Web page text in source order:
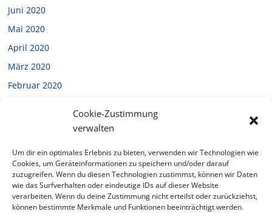
Cookie-Zustimmung
verwalten
Um dir ein optimales Erlebnis zu bieten, verwenden wir Technologien wie
Cookies, um Geräteinformationen zu speichern und/oder darauf
zuzugreifen. Wenn du diesen Technologien zustimmst, können wir Daten
wie das Surfverhalten oder eindeutige IDs auf dieser Website
verarbeiten. Wenn du deine Zustimmung nicht erteilst oder zurückziehst,
können bestimmte Merkmale und Funktionen beeinträchtigt werden.
Juni 2020
Mai 2020
April 2020
März 2020
Februar 2020
Oktober 2019
September 2019
Juli 2019